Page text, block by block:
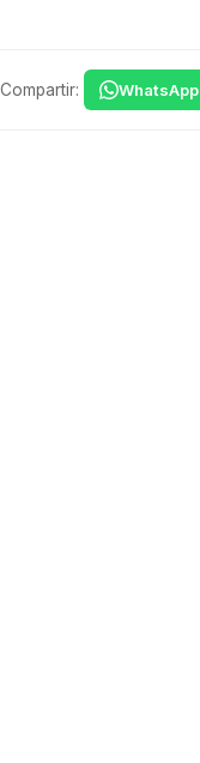
Compartir: WhatsApp